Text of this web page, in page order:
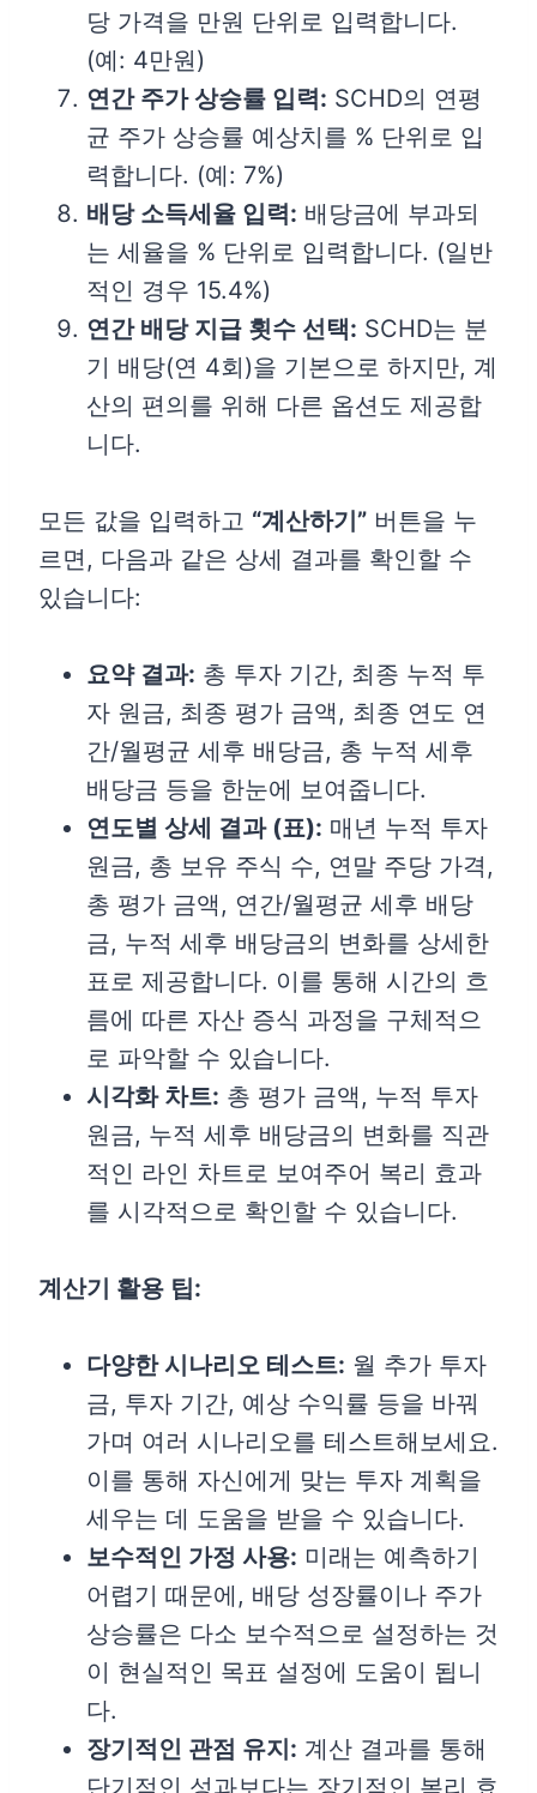
당 가격을 만원 단위로 입력합니다.
(예: 4만원)
연간 주가 상승률 입력: SCHD의 연평
균 주가 상승률 예상치를 % 단위로 입
력합니다. (예: 7%)
배당 소득세율 입력: 배당금에 부과되
는 세율을 % 단위로 입력합니다. (일반
적인 경우 15.4%)
연간 배당 지급 횟수 선택: SCHD는 분
기 배당(연 4회)을 기본으로 하지만, 계
산의 편의를 위해 다른 옵션도 제공합
니다.
모든 값을 입력하고 “계산하기” 버튼을 누
르면, 다음과 같은 상세 결과를 확인할 수
있습니다:
요약 결과: 총 투자 기간, 최종 누적 투
자 원금, 최종 평가 금액, 최종 연도 연
간/월평균 세후 배당금, 총 누적 세후
배당금 등을 한눈에 보여줍니다.
연도별 상세 결과 (표): 매년 누적 투자
원금, 총 보유 주식 수, 연말 주당 가격,
총 평가 금액, 연간/월평균 세후 배당
금, 누적 세후 배당금의 변화를 상세한
표로 제공합니다. 이를 통해 시간의 흐
름에 따른 자산 증식 과정을 구체적으
로 파악할 수 있습니다.
시각화 차트: 총 평가 금액, 누적 투자
원금, 누적 세후 배당금의 변화를 직관
적인 라인 차트로 보여주어 복리 효과
를 시각적으로 확인할 수 있습니다.
계산기 활용 팁:
다양한 시나리오 테스트: 월 추가 투자
금, 투자 기간, 예상 수익률 등을 바꿔
가며 여러 시나리오를 테스트해보세요.
이를 통해 자신에게 맞는 투자 계획을
세우는 데 도움을 받을 수 있습니다.
보수적인 가정 사용: 미래는 예측하기
어렵기 때문에, 배당 성장률이나 주가
상승률은 다소 보수적으로 설정하는 것
이 현실적인 목표 설정에 도움이 됩니
다.
장기적인 관점 유지: 계산 결과를 통해
단기적인 성과보다는 장기적인 복리 효